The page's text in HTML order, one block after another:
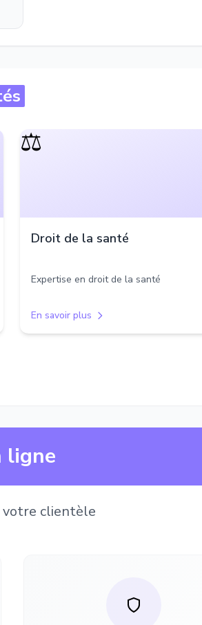
⚖️
Droit de la santé
Expertise en droit de la santé
En savoir plus
ligne
votre clientèle